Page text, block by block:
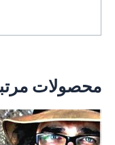
محصولات